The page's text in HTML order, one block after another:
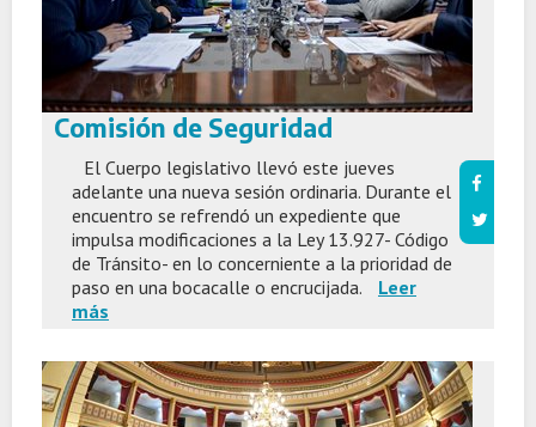
Comisión de Seguridad
El Cuerpo legislativo llevó este jueves
adelante una nueva sesión ordinaria. Durante el
encuentro se refrendó un expediente que
impulsa modificaciones a la Ley 13.927- Código
de Tránsito- en lo concerniente a la prioridad de
paso en una bocacalle o encrucijada.
Leer
más